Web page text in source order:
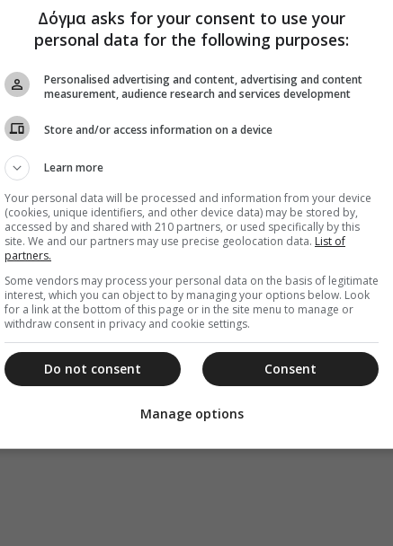
Δόγμα asks for your consent to use your
personal data for the following purposes:
Personalised advertising and content, advertising and content
measurement, audience research and services development
Store and/or access information on a device
Learn more
Your personal data will be processed and information from your device
(cookies, unique identifiers, and other device data) may be stored by,
accessed by and shared with 210 partners, or used specifically by this
site. We and our partners may use precise geolocation data. List of
partners.
Some vendors may process your personal data on the basis of legitimate
interest, which you can object to by managing your options below. Look
for a link at the bottom of this page or in the site menu to manage or
withdraw consent in privacy and cookie settings.
Consent
Do not consent
Manage options